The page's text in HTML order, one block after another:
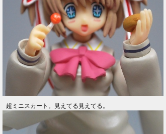
超ミニスカート。見えてる見えてる。